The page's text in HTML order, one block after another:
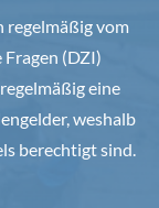
regelmäßig vom
(DZI)
eine
weshalb
berechtigt sind.